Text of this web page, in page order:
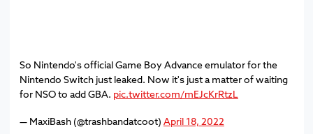
So Nintendo's official Game Boy Advance emulator for the
Nintendo Switch just leaked. Now it's just a matter of waiting
for NSO to add GBA. pic.twitter.com/mEJcKrRtzL
— MaxiBash (@trashbandatcoot) April 18, 2022